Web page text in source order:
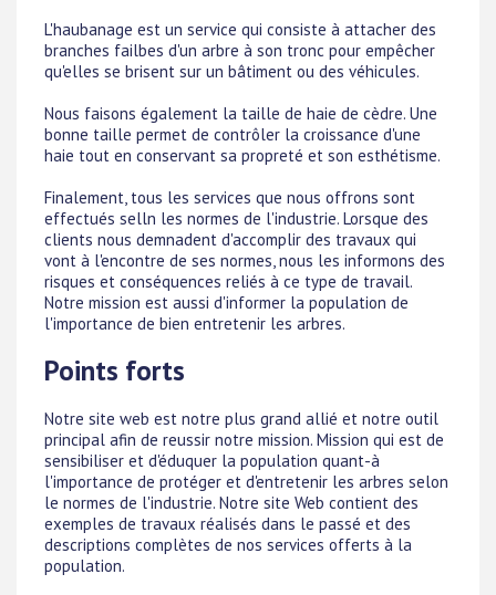
L'haubanage est un service qui consiste à attacher des
branches failbes d'un arbre à son tronc pour empêcher
qu'elles se brisent sur un bâtiment ou des véhicules.
Nous faisons également la taille de haie de cèdre. Une
bonne taille permet de contrôler la croissance d'une
haie tout en conservant sa propreté et son esthétisme.
Finalement, tous les services que nous offrons sont
effectués selln les normes de l'industrie. Lorsque des
clients nous demnadent d'accomplir des travaux qui
vont à l'encontre de ses normes, nous les informons des
risques et conséquences reliés à ce type de travail.
Notre mission est aussi d'informer la population de
l'importance de bien entretenir les arbres.
Points forts
Notre site web est notre plus grand allié et notre outil
principal afin de reussir notre mission. Mission qui est de
sensibiliser et d'éduquer la population quant-à
l'importance de protéger et d'entretenir les arbres selon
le normes de l'industrie. Notre site Web contient des
exemples de travaux réalisés dans le passé et des
descriptions complètes de nos services offerts à la
population.